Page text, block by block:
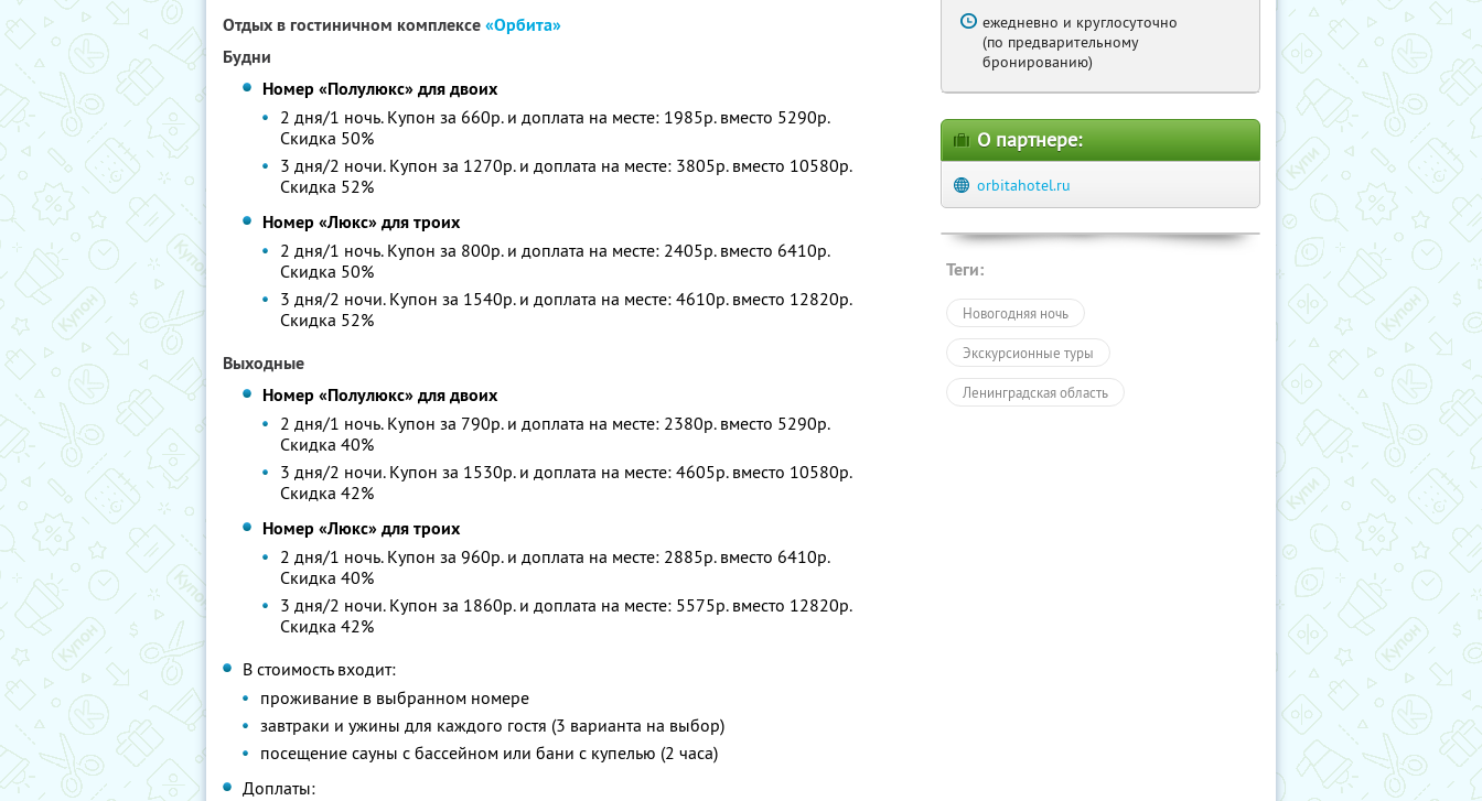
Отдых в гостиничном комплексе«Орбита»
Будни
Номер «Полулюкс» для двоих
2 дня/1 ночь. Купон за 660р. и доплата на месте: 1985р. вместо 5290р.
Скидка 50%
3 дня/2 ночи. Купон за 1270р. и доплата на месте: 3805р. вместо 10580р.
Скидка 52%
Номер «Люкс» для троих
2 дня/1 ночь. Купон за 800р. и доплата на месте: 2405р. вместо 6410р.
Скидка 50%
3 дня/2 ночи. Купон за 1540р. и доплата на месте: 4610р. вместо 12820р.
Скидка 52%
Выходные
Номер «Полулюкс» для двоих
2 дня/1 ночь. Купон за 790р. и доплата на месте: 2380р. вместо 5290р.
Скидка 40%
3 дня/2 ночи. Купон за 1530р. и доплата на месте: 4605р. вместо 10580р.
Скидка 42%
Номер «Люкс» для троих
2 дня/1 ночь. Купон за 960р. и доплата на месте: 2885р. вместо 6410р.
Скидка 40%
3 дня/2 ночи. Купон за 1860р. и доплата на месте: 5575р. вместо 12820р.
Скидка 42%
В стоимость входит:
проживание в выбранном номере
завтраки и ужины для каждого гостя (3 варианта на выбор)
посещение сауны с бассейном или бани с купелью (2 часа)
Доплаты:
ежедневно и круглосуточно
(по предварительному
бронированию)
О партнере:
orbitahotel.ru
Теги:
Новогодняя ночь
Экскурсионные туры
Ленинградская область